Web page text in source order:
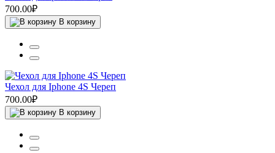
700.00₽
В корзину
Чехол для Iphone 4S Череп
700.00₽
В корзину